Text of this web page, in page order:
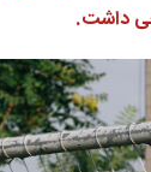
داشت.